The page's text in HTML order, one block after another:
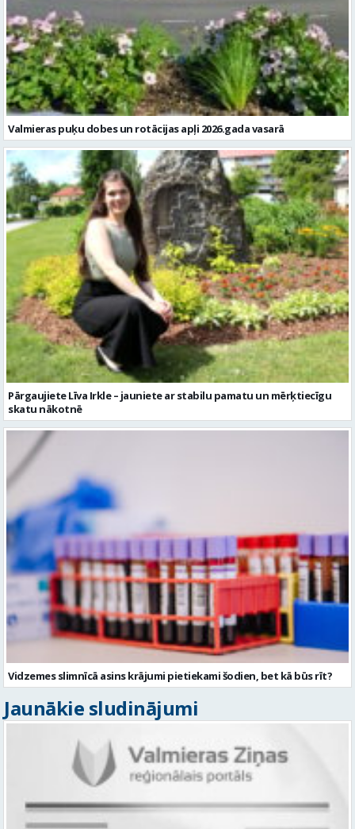
Valmieras puķu dobes un rotācijas apļi 2026.gada vasarā
Pārgaujiete Līva Irkle – jauniete ar stabilu pamatu un mērķtiecīgu
skatu nākotnē
Vidzemes slimnīcā asins krājumi pietiekami šodien, bet kā būs rīt?
Jaunākie sludinājumi